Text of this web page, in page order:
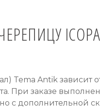
Tema Antik зависит
При заказе
с дополнительной